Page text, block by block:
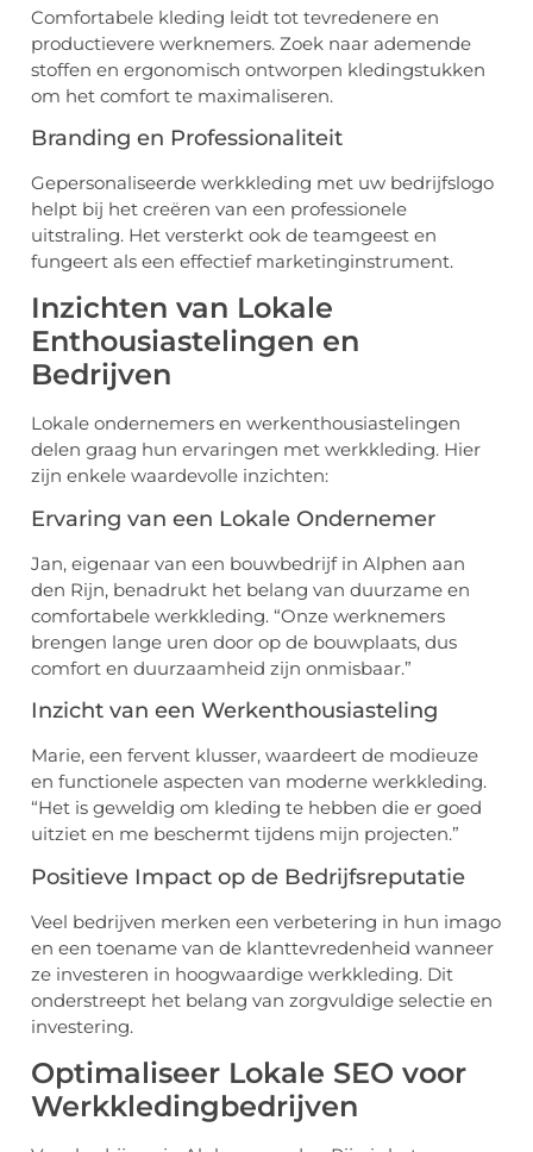
Comfortabele kleding leidt tot tevredenere en
productievere werknemers. Zoek naar ademende
stoffen en ergonomisch ontworpen kledingstukken
om het comfort te maximaliseren.
Branding en Professionaliteit
Gepersonaliseerde werkkleding met uw bedrijfslogo
helpt bij het creëren van een professionele
uitstraling. Het versterkt ook de teamgeest en
fungeert als een effectief marketinginstrument.
Inzichten van Lokale
Enthousiastelingen en
Bedrijven
Lokale ondernemers en werkenthousiastelingen
delen graag hun ervaringen met werkkleding. Hier
zijn enkele waardevolle inzichten:
Ervaring van een Lokale Ondernemer
Jan, eigenaar van een bouwbedrijf in Alphen aan
den Rijn, benadrukt het belang van duurzame en
comfortabele werkkleding. “Onze werknemers
brengen lange uren door op de bouwplaats, dus
comfort en duurzaamheid zijn onmisbaar.”
Inzicht van een Werkenthousiasteling
Marie, een fervent klusser, waardeert de modieuze
en functionele aspecten van moderne werkkleding.
“Het is geweldig om kleding te hebben die er goed
uitziet en me beschermt tijdens mijn projecten.”
Positieve Impact op de Bedrijfsreputatie
Veel bedrijven merken een verbetering in hun imago
en een toename van de klanttevredenheid wanneer
ze investeren in hoogwaardige werkkleding. Dit
onderstreept het belang van zorgvuldige selectie en
investering.
Optimaliseer Lokale SEO voor
Werkkledingbedrijven